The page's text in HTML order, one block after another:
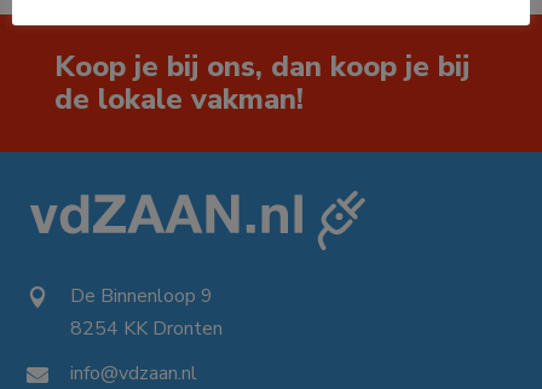
Koop je bij ons, dan koop je bij
de lokale vakman!
 De Binnenloop 9
8254 KK Dronten
 info@vdzaan.nl